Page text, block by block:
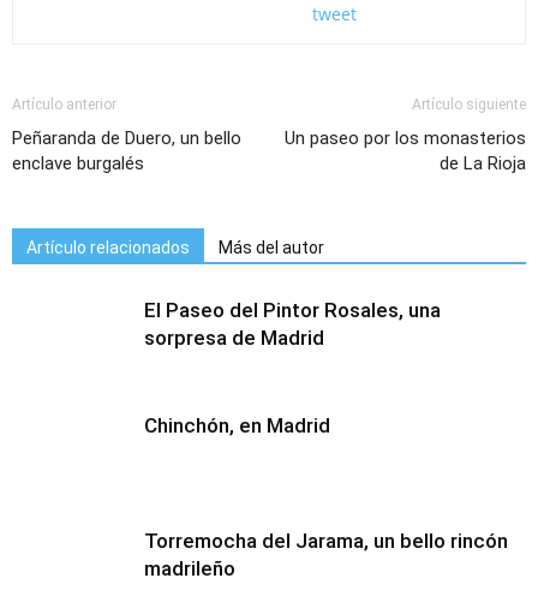
tweet
Artículo anterior
Peñaranda de Duero, un bello
enclave burgalés
Artículo siguiente
Un paseo por los monasterios
de La Rioja
Artículo relacionados Más del autor
El Paseo del Pintor Rosales, una
sorpresa de Madrid
Chinchón, en Madrid
Torremocha del Jarama, un bello rincón
madrileño